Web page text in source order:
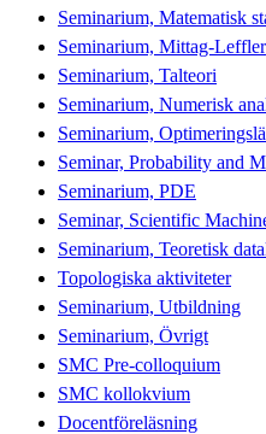
Seminarium, Matematisk
Seminarium, Mittag-Leffler
Seminarium, Talteori
Seminarium, Numerisk
Seminarium,
Seminar, Probability and
Seminarium, PDE
Seminar, Scientific
Seminarium, Teoretisk
Topologiska aktiviteter
Seminarium, Utbildning
Seminarium, Övrigt
SMC Pre-colloquium
SMC kollokvium
Docentföreläsning